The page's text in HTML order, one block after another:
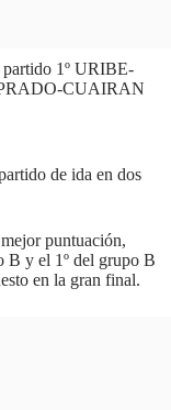
partido 1º URIBE-
CUAIRAN
de ida en dos
puntuación,
B y el 1º del grupo B
en la gran final.